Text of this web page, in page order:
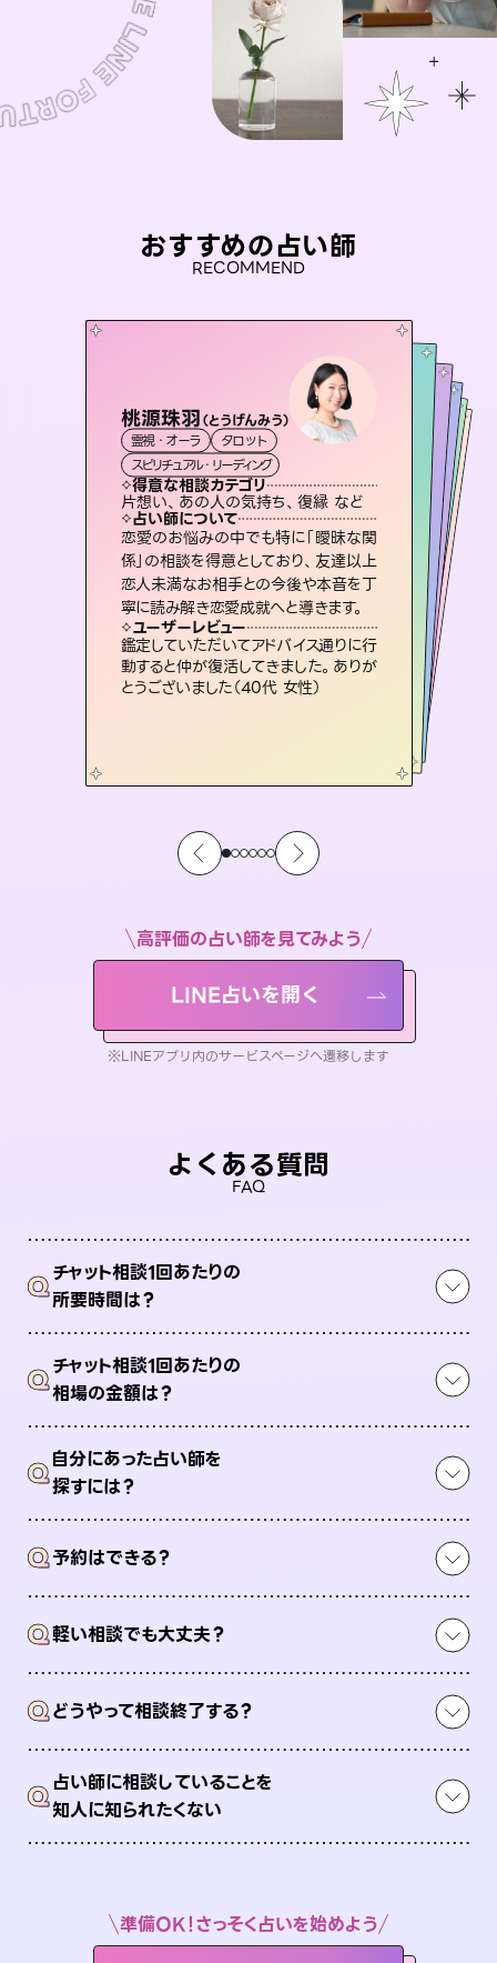
おすすめの占い師
RECOMMEND
桃源珠羽（とうげんみう）
霊視・オーラ
タロット
スピリチュアル・リーディング
得意な相談カテゴリ
片想い、あの人の気持ち、復縁 など
占い師について
恋愛のお悩みの中でも特に「曖昧な関
係」の相談を得意としており、友達以上
恋人未満なお相手との今後や本音を丁
寧に読み解き恋愛成就へと導きます。
ユーザーレビュー
鑑定していただいてアドバイス通りに行
動すると仲が復活してきました。ありが
とうございました（40代 女性）
彗望（すいぼう）
霊視・オーラ 透視
スピリチュアル・リーディング
得意な相談カテゴリ
片想い、あの人の気持ち、復縁 など
占い師について
3,700年以上の歴史を持つ東洋最古の
占術「易占」で詳細まで占い、幸せへ向
かう道筋を示します。厳しい結果にも具
体的な対策をお伝えします。
ユーザーレビュー
複雑な背景もしっかり聞いて鑑定して
いただけました。気持ちが楽になりまし
た（50代 女性）
アイリス -iris-
西洋占星術 タロット
ルーン
得意な相談カテゴリ
恋愛総合、片想い、二人の未来 など
占い師について
復縁、恋愛、不倫の行方、同性愛や片
思い、仕事関係や借金問題まで知りた
いことや心の負担になっていることを
紐解き、背中をそっと押して導きます。
ユーザーレビュー
安心感のあり、言い切ってくれる所や濁
さない鑑定のおかげで、毎回自分の気
持ちを整えられます（30代 男性）
未来視師＊花
霊視・オーラ
スピリチュアル・リーディング
得意な相談カテゴリ
出逢い、片想い、復縁 など
占い師について
未来には何パターンもの選択肢があります。不安で視えにくくなっているあなたの素敵な未来を見つけ、その未来を選択できるようアドバイスします。
ユーザーレビュー
職場の人の性質や人間関係、本心など
本当によく視えていてびっくり。対策が
打てて前向きになれます（40代）
セラピスト理恵
霊視・オーラ
スピリチュアル・リーディング
得意な相談カテゴリ
片想い、二人の未来、年の差 など
占い師について
連絡再開、復縁、成就などの報告実績
多数。セラピストとして2万超の施術経
験があるからこそできる鑑定で、より良
い未来をサポートします。
ユーザーレビュー
とても心温まる鑑定でした。しかもこち
らは何も言っていないのに視えていらっ
しゃるんだなと驚きです（30代女性）
おう 霊感オラクル
霊視・オーラ
オラクルカード
得意な相談カテゴリ
恋愛総合、あの人の気持ち など
占い師について
霊視×オラクルカードを使って「今」と
「未来」そして「気になるあの人の気持
ち」まで丁寧に読み解き、恋や人生のヒ
ントを優しく引き出します。
ユーザーレビュー
不安な気持ちが嘘みたいに晴れまし
た…！よく視えていらっしゃるんだなと
感じました（40代 女性）
高評価の占い師を見てみよう
LINE占いを開く
※LINEアプリ内のサービスページへ遷移します
よくある質問
FAQ
Qチャット相談1回あたりの
所要時間は？
Qチャット相談1回あたりの
相場の金額は？
Q自分にあった占い師を
探すには？
Q予約はできる？
Q軽い相談でも大丈夫？
Qどうやって相談終了する？
Q占い師に相談していることを
知人に知られたくない
準備OK！さっそく占いを始めよう